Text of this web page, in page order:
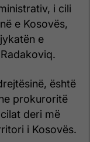
i cili
e Kosovës,
e
është
prokuroritë
deri më
i Kosovës.